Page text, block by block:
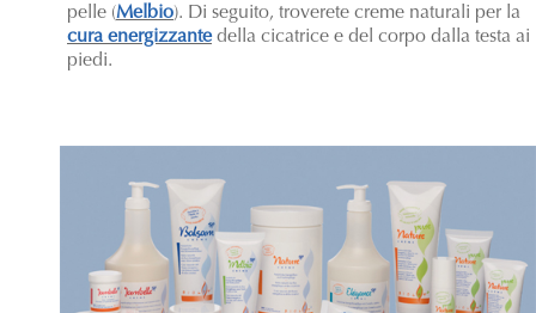
pelle (Melbio). Di seguito, troverete creme naturali per la
cura energizzantedella cicatrice e del corpo dalla testa ai
piedi.